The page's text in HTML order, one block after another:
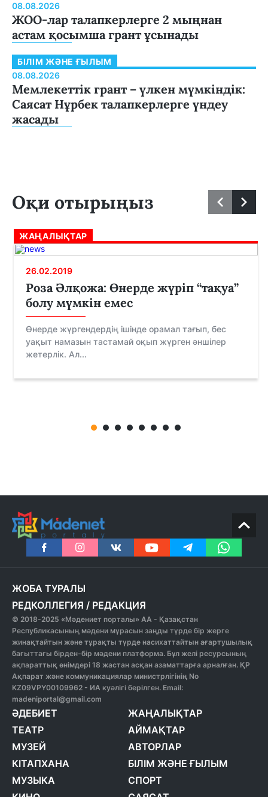
08.08.2026
ЖОО-лар талапкерлерге 2 мыңнан
астам қосымша грант ұсынады
БІЛІМ ЖӘНЕ ҒЫЛЫМ
08.08.2026
Мемлекеттік грант – үлкен мүмкіндік:
Саясат Нұрбек талапкерлерге үндеу
жасады
Оқи отырыңыз
ЖАҢАЛЫҚТАР
26.02.2019
Роза Әлқожа: Өнерде жүріп “тақуа”
болу мүмкін емес
Өнерде жүргендердің ішінде орамал тағып, бес
уақыт намазын тастамай оқып жүрген әншілер
жетерлік. Ал...
ЖОБА ТУРАЛЫ
РЕДКОЛЛЕГИЯ / РЕДАКЦИЯ
© 2018-2025 «Мәдениет порталы» АА - Қазақстан
Республикасының мәдени мұрасын заңды түрде бір жерге
жинақтайтын және тұрақты түрде насихаттайтын ағартушылық
бағыттағы бірден-бір мәдени платформа. Бұл желі ресурсының
ақпараттық өнімдері 18 жастан асқан азаматтарға арналған. ҚР
Ақпарат және коммуникациялар министрлігінің No
KZ09VPY00109962 - ИА куәлігі берілген. Email:
madeniportal@gmail.com
ӘДЕБИЕТ
ТЕАТР
МУЗЕЙ
КІТАПХАНА
МУЗЫКА
ЖАҢАЛЫҚТАР
АЙМАҚТАР
АВТОРЛАР
БІЛІМ ЖӘНЕ ҒЫЛЫМ
СПОРТ